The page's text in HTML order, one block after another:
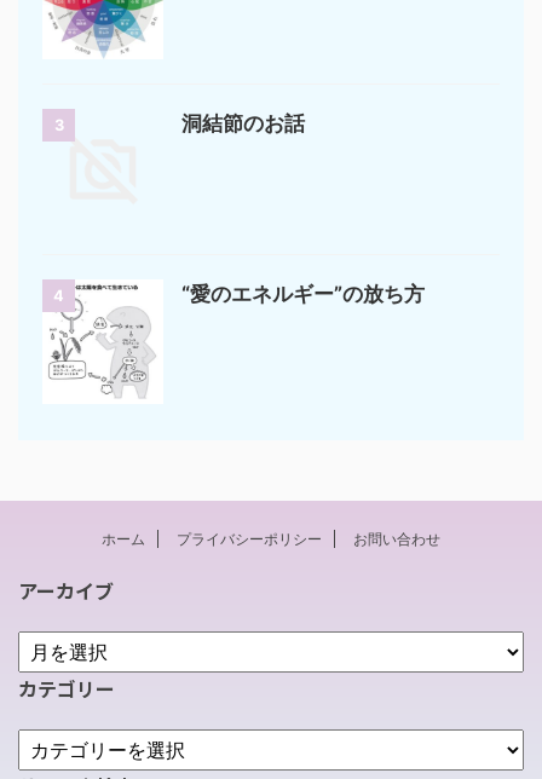
3 洞結節のお話
4 “愛のエネルギー”の放ち方
ホーム プライバシーポリシー お問い合わせ
アーカイブ
カテゴリー